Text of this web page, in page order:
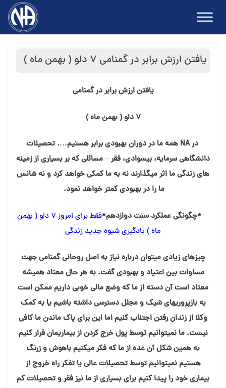
content
یافتن ارزش برابر در گمنامی ۷ دلو ( بهمن ماه )
یافتن ارزش برابر در گمنامی
۷ دلو ( بهمن ماه )
در NA همه ما در دوران بهبودی برابر هستیم…. تحصیلات
دانشگاهی سرمایه، بیسوادی، فقر – مسائلی که بر بسیاری از زمینه
های زندگی ما اثر میگذارند نه به ما کمکی خواهد کرد و نه شانس
ما را در بهبودی کمتر خواهد نمود.
*چگونگی عملکرد سنت دوازدهم*
فقط برای امروز ۷ دلو ( بهمن
ماه ) یادگیری شیوه جدید زندگی
چیزهای زیادی میتوان درباره نیاز به اصل روحانی گمنامی جهت
مساوات بین اعتیاد و بهبودی گفت. به هر حال معتاد همیشه
معتاد است آن دسته از ما که وضع مالی خوبی داریم ممکن است
به بازپروریهای شیک و مجلل دسترسی داشته باشیم یا به کمک
وکلا از زندان رفتن اجتناب کنیم اما این برای پاک ماندن ما کافی
نیست. ما نمیتوانیم توسط پول خرج کردن از بیماریمان فرار کنیم
به همین شکل آن عده از ما که فکر میکنیم باهوش و زرنگ
هستیم نمیتوانیم توسط تحصیلات عالی یا تفکر راه خروج از
بیماری خود را پیدا کنیم برای بسیاری از ما نیز فقر و تحصیلات کم